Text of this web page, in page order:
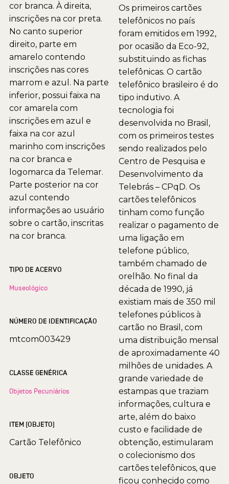
cor branca. À direita,
inscrições na cor preta.
No canto superior
direito, parte em
amarelo contendo
inscrições nas cores
marrom e azul. Na parte
inferior, possui faixa na
cor amarela com
inscrições em azul e
faixa na cor azul
marinho com inscrições
na cor branca e
logomarca da Telemar.
Parte posterior na cor
azul contendo
informações ao usuário
sobre o cartão, inscritas
na cor branca.
TIPO DE ACERVO
Museológico
NÚMERO DE IDENTIFICAÇÃO
mtcom003429
CLASSE GENÉRICA
Objetos Pecuniários
ITEM (OBJETO)
Cartão Telefônico
OBJETO
Os primeiros cartões
telefônicos no país
foram emitidos em 1992,
por ocasião da Eco-92,
substituindo as fichas
telefônicas. O cartão
telefônico brasileiro é do
tipo indutivo. A
tecnologia foi
desenvolvida no Brasil,
com os primeiros testes
sendo realizados pelo
Centro de Pesquisa e
Desenvolvimento da
Telebrás – CPqD. Os
cartões telefônicos
tinham como função
realizar o pagamento de
uma ligação em
telefone público,
também chamado de
orelhão. No final da
década de 1990, já
existiam mais de 350 mil
telefones públicos à
cartão no Brasil, com
uma distribuição mensal
de aproximadamente 40
milhões de unidades. A
grande variedade de
estampas que traziam
informações, cultura e
arte, além do baixo
custo e facilidade de
obtenção, estimularam
o colecionismo dos
cartões telefônicos, que
ficou conhecido como